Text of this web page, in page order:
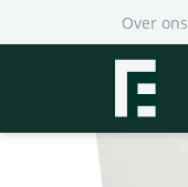
Over ons